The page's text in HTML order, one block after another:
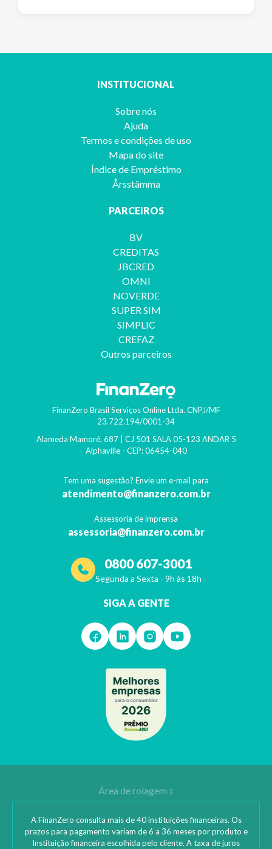
INSTITUCIONAL
Sobre nós
Ajuda
Termos e condições de uso
Mapa do site
Índice de Empréstimo
Årsstämma
PARCEIROS
BV
CREDITAS
JBCRED
OMNI
NOVERDE
SUPER SIM
SIMPLIC
CREFAZ
Outros parceiros
FinanZero Brasil Serviços Online Ltda. CNPJ/MF
23.722.194/0001-34
Alameda Mamoré, 687 | CJ 501 SALA 05-123 ANDAR 5
Alphaville- CEP: 06454-040
Tem uma sugestão? Envie um e-mail para
atendimento@finanzero.com.br
Assessoria de imprensa
assessoria@finanzero.com.br
0800 607-3001
Segunda a Sexta - 9h às 18h
SIGA A GENTE
A FinanZero consulta mais de 40 instituições financeiras. Os
prazos para pagamento variam de 6 a 36 meses por produto e
Instituição financeira escolhida pelo cliente. A taxa de juros